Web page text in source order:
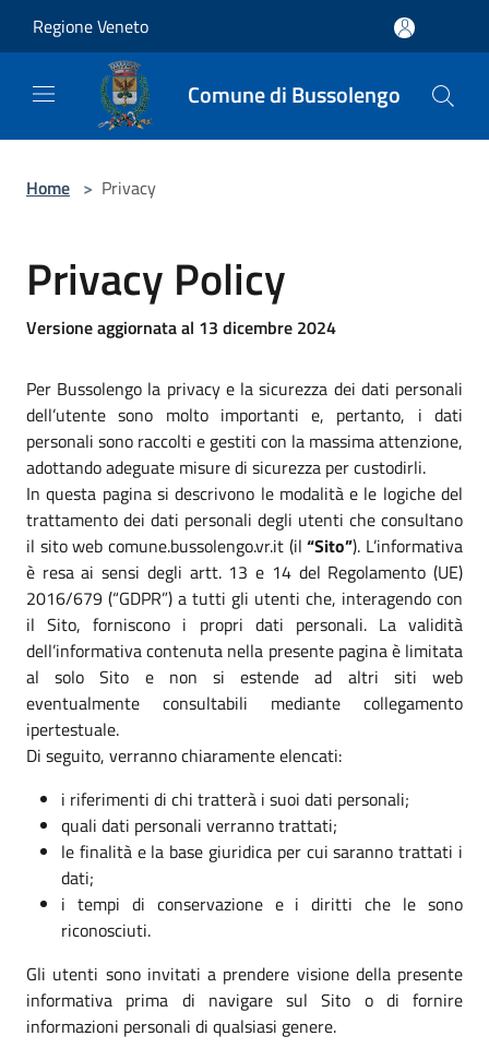
Regione Veneto
Comune di Bussolengo
Home > Privacy
Privacy Policy
Versione aggiornata al 13 dicembre 2024
Per Bussolengo la privacy e la sicurezza dei dati personali
dell’utente sono molto importanti e, pertanto, i dati
personali sono raccolti e gestiti con la massima attenzione,
adottando adeguate misure di sicurezza per custodirli.
In questa pagina si descrivono le modalità e le logiche del
trattamento dei dati personali degli utenti che consultano
il sito web comune.bussolengo.vr.it (il“Sito”). L’informativa
è resa ai sensi degli artt. 13 e 14 del Regolamento (UE)
2016/679 (“GDPR”) a tutti gli utenti che, interagendo con
il Sito, forniscono i propri dati personali. La validità
dell’informativa contenuta nella presente pagina è limitata
al solo Sito e non si estende ad altri siti web
eventualmente consultabili mediante collegamento
ipertestuale.
Di seguito, verranno chiaramente elencati:
i riferimenti di chi tratterà i suoi dati personali;
quali dati personali verranno trattati;
le finalità e la base giuridica per cui saranno trattati i
dati;
i tempi di conservazione e i diritti che le sono
riconosciuti.
Gli utenti sono invitati a prendere visione della presente
informativa prima di navigare sul Sito o di fornire
informazioni personali di qualsiasi genere.